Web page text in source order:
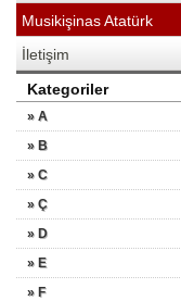
Musikişinas Atatürk
İletişim
Kategoriler
» A
» B
» C
» Ç
» D
» E
» F